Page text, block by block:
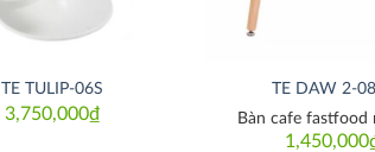
TE TULIP-06S
3,750,000₫
TE DAW 2-
1,450,000
Bàn cafe fastfood